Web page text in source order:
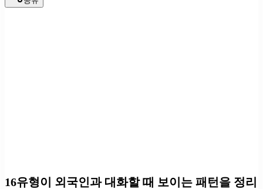
16유형이 외국인과 대화할 때 보이는 패턴을 정리